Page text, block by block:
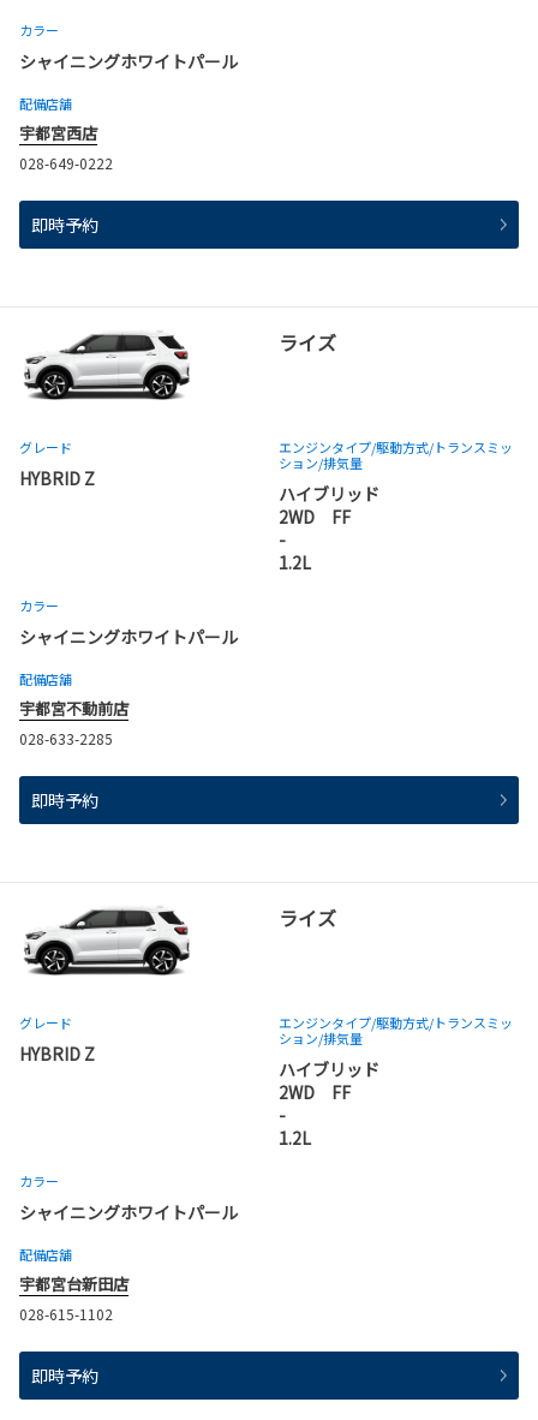
カラー
シャイニングホワイトパール
配備店舗
宇都宮西店
028-649-0222
即時予約
ライズ
グレード
HYBRID Z
エンジンタイプ/駆動方式/トランスミッ
ション/排気量
ハイブリッド
2WD FF
-
1.2L
カラー
シャイニングホワイトパール
配備店舗
宇都宮不動前店
028-633-2285
即時予約
ライズ
グレード
HYBRID Z
エンジンタイプ/駆動方式/トランスミッ
ション/排気量
ハイブリッド
2WD FF
-
1.2L
カラー
シャイニングホワイトパール
配備店舗
宇都宮台新田店
028-615-1102
即時予約